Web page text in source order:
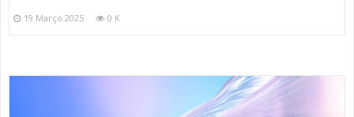
19 Março 2025 0 K